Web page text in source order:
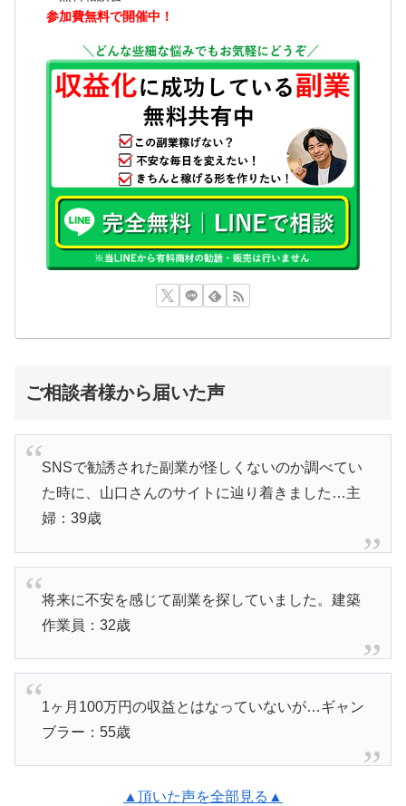
参加費無料で開催中！
ご相談者様から届いた声
SNSで勧誘された副業が怪しくないのか調べてい
た時に、山口さんのサイトに辿り着きました…主
婦：39歳
将来に不安を感じて副業を探していました。建築
作業員：32歳
1ヶ月100万円の収益とはなっていないが…ギャン
ブラー：55歳
▲頂いた声を全部見る▲